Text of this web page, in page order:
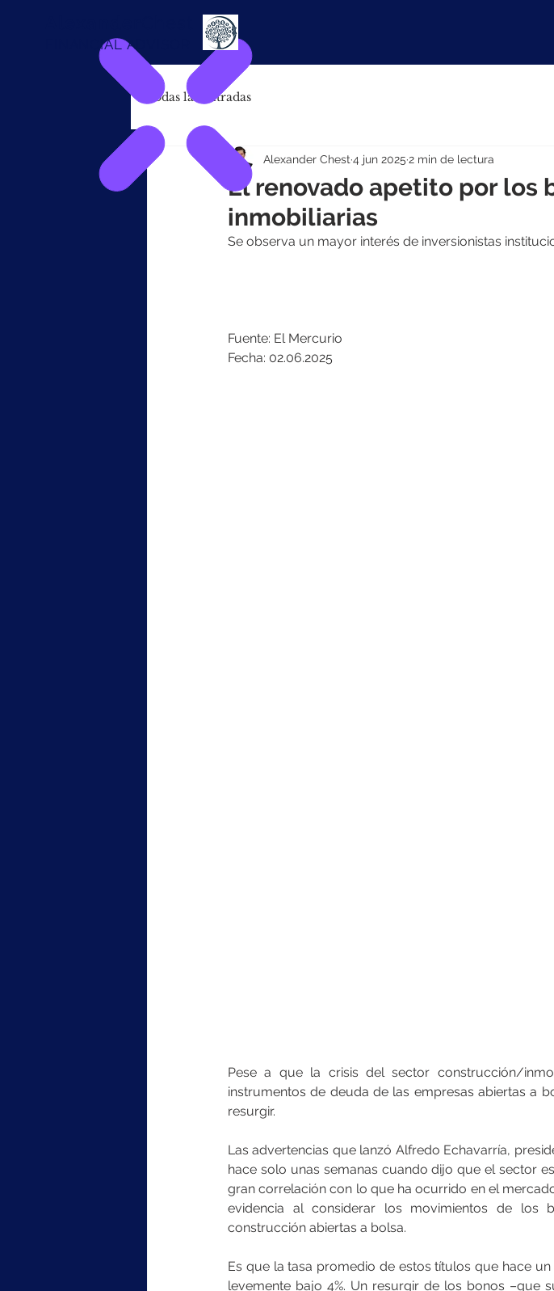
FINANCIAL ADVISOR
Todas las entradas
El renovado apetito por los
inmobiliarias
Alexander Chest 4 jun 2025 2 min de lectura
Se observa un mayor interés de inversionistas
Fuente: El Mercurio
Fecha: 02.06.2025
Pese a que la crisis del sector construcción/
instrumentos de deuda de las empresas abiertas a
resurgir.
Las advertencias que lanzó Alfredo Echavarría,
hace solo unas semanas cuando dijo que el sector
gran correlación con lo que ha ocurrido en el
evidencia al considerar los movimientos de los
construcción abiertas a bolsa.
Es que la tasa promedio de estos títulos que hace
levemente bajo 4%. Un resurgir de los bonos –que